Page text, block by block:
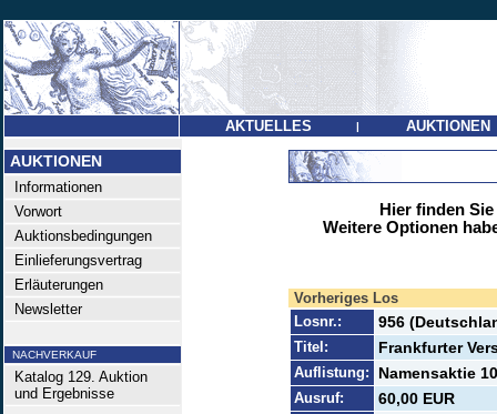
AKTUELLES | AUKTIONEN
AUKTIONEN
Informationen
Vorwort
Auktionsbedingungen
Einlieferungsvertrag
Erläuterungen
Newsletter
NACHVERKAUF
Katalog 129. Auktion
und Ergebnisse
Hier finden
Weitere Optionen
Vorheriges Los
Losnr.:
956
Titel: Frankfurter
Auflistung: Namensaktie
Ausruf: 60,00 EUR